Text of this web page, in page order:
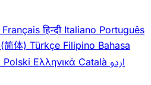
Français हिन्दी Italiano Português
简体) Türkçe Filipino Bahasa
Polski Ελληνικά Català اردو